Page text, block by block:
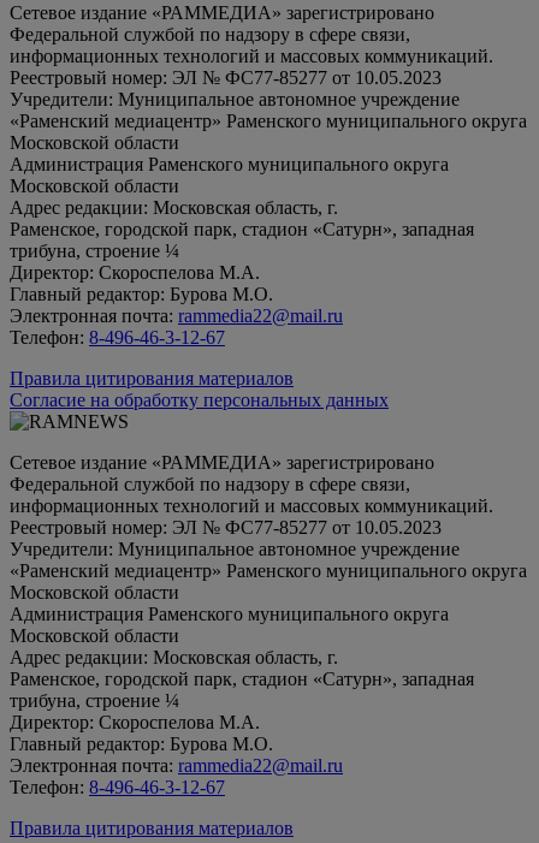
Сетевое издание «РАММЕДИА» зарегистрировано
Федеральной службой по надзору в сфере связи,
информационных технологий и массовых коммуникаций.
Реестровый номер: ЭЛ № ФС77-85277 от 10.05.2023
Учредители: Муниципальное автономное учреждение
«Раменский медиацентр» Раменского муниципального округа
Московской области
Администрация Раменского муниципального округа
Московской области
Адрес редакции: Московская область, г.
Раменское, городской парк, стадион «Сатурн», западная
трибуна, строение ¼
Директор: Скороспелова М.А.
Главный редактор: Бурова М.О.
Электронная почта: rammedia22@mail.ru
Телефон: 8-496-46-3-12-67
Правила цитирования материалов
Согласие на обработку персональных данных
Сетевое издание «РАММЕДИА» зарегистрировано
Федеральной службой по надзору в сфере связи,
информационных технологий и массовых коммуникаций.
Реестровый номер: ЭЛ № ФС77-85277 от 10.05.2023
Учредители: Муниципальное автономное учреждение
«Раменский медиацентр» Раменского муниципального округа
Московской области
Администрация Раменского муниципального округа
Московской области
Адрес редакции: Московская область, г.
Раменское, городской парк, стадион «Сатурн», западная
трибуна, строение ¼
Директор: Скороспелова М.А.
Главный редактор: Бурова М.О.
Электронная почта: rammedia22@mail.ru
Телефон: 8-496-46-3-12-67
Правила цитирования материалов